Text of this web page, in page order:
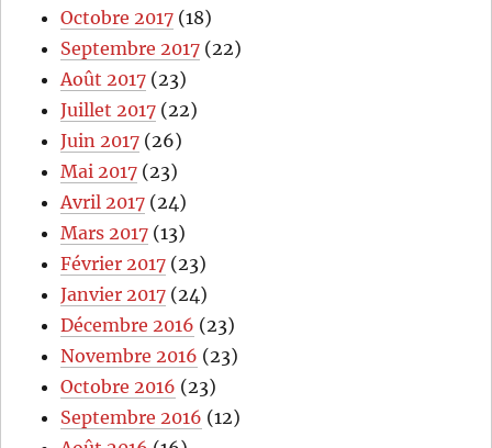
Octobre 2017 (18)
Septembre 2017 (22)
Août 2017 (23)
Juillet 2017 (22)
Juin 2017 (26)
Mai 2017 (23)
Avril 2017 (24)
Mars 2017 (13)
Février 2017 (23)
Janvier 2017 (24)
Décembre 2016 (23)
Novembre 2016 (23)
Octobre 2016 (23)
Septembre 2016 (12)